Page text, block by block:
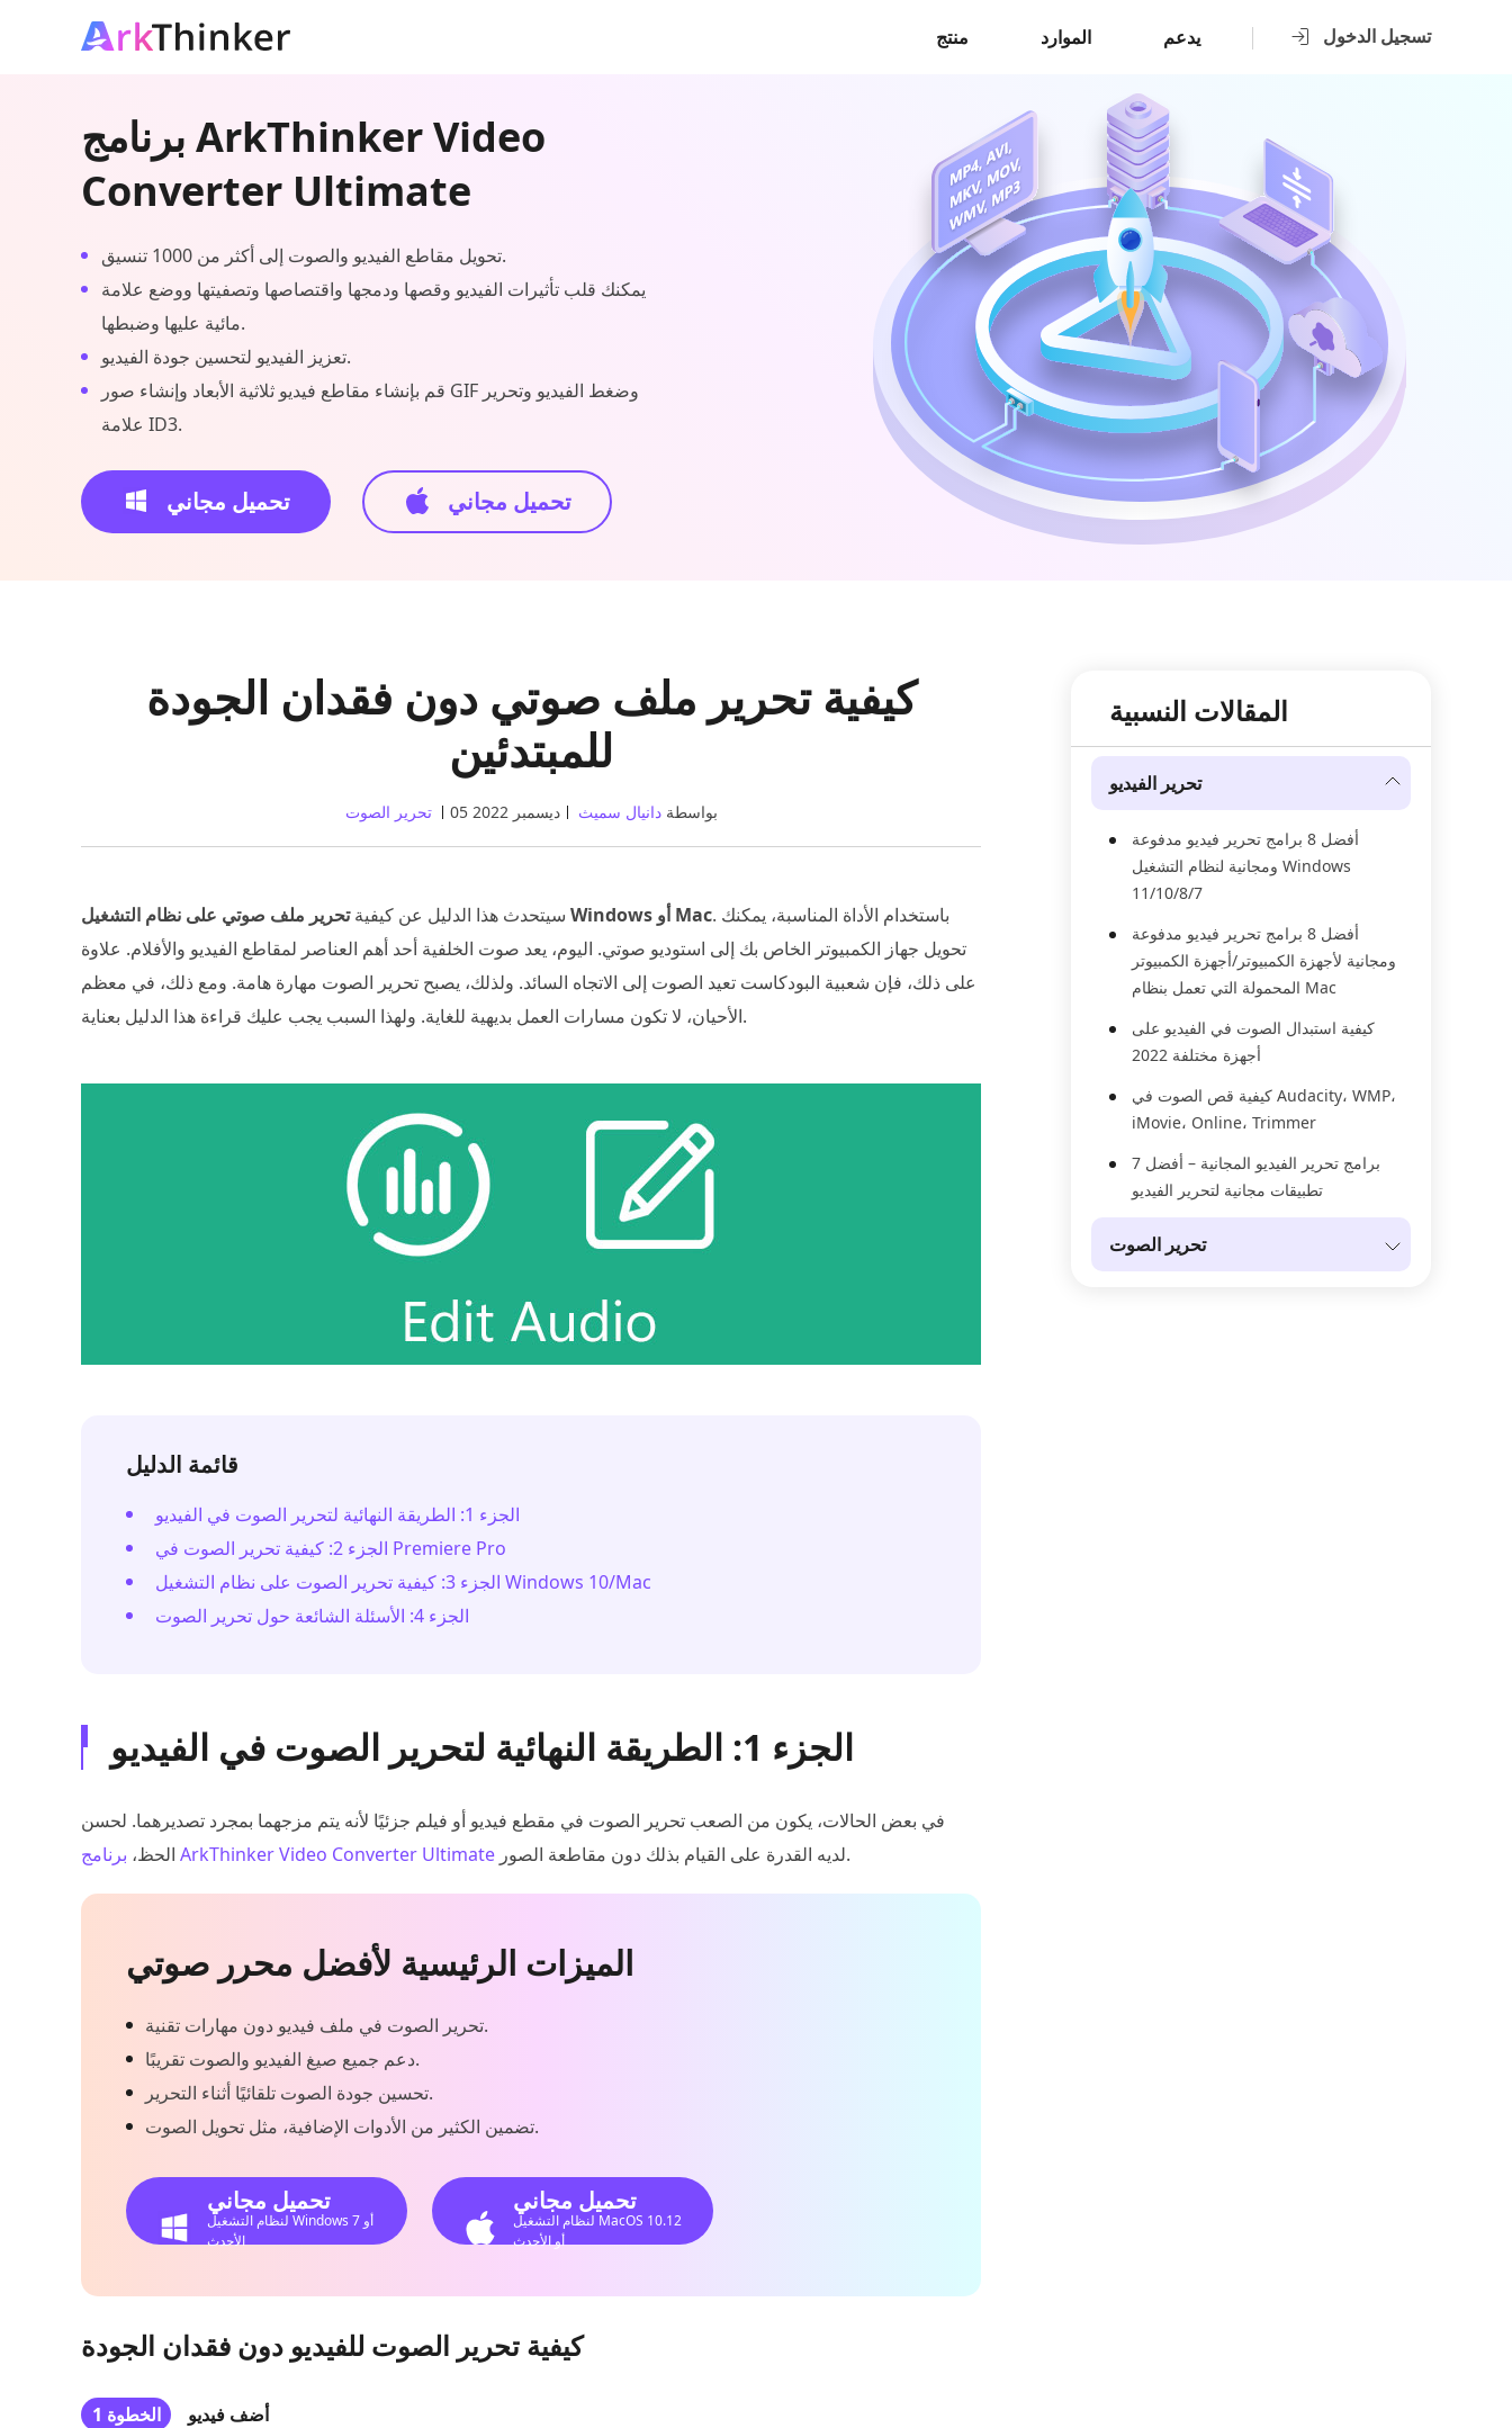
تسجيل الدخول منتج الموارد يدعم
برنامج ArkThinker Video
Converter Ultimate
تحويل مقاطع الفيديو والصوت إلى أكثر من 1000 تنسيق.
يمكنك قلب تأثيرات الفيديو وقصها ودمجها واقتصاصها وتصفيتها ووضع علامة
مائية عليها وضبطها.
تعزيز الفيديو لتحسين جودة الفيديو.
قم بإنشاء مقاطع فيديو ثلاثية الأبعاد وإنشاء صور GIF وضغط الفيديو وتحرير
علامة ID3.
تحميل مجاني تحميل مجاني
كيفية تحرير ملف صوتي دون فقدان الجودة
للمبتدئين
بواسطةدانيال سميث 05 ديسمبر 2022 تحرير الصوت
سيتحدث هذا الدليل عن كيفية تحرير ملف صوتي على نظام التشغيل Windows أو Mac. باستخدام الأداة المناسبة، يمكنك
تحويل جهاز الكمبيوتر الخاص بك إلى استوديو صوتي. اليوم، يعد صوت الخلفية أحد أهم العناصر لمقاطع الفيديو والأفلام. علاوة
على ذلك، فإن شعبية البودكاست تعيد الصوت إلى الاتجاه السائد. ولذلك، يصبح تحرير الصوت مهارة هامة. ومع ذلك، في معظم
الأحيان، لا تكون مسارات العمل بديهية للغاية. ولهذا السبب يجب عليك قراءة هذا الدليل بعناية.
قائمة الدليل
الجزء 1: الطريقة النهائية لتحرير الصوت في الفيديو
الجزء 2: كيفية تحرير الصوت في Premiere Pro
الجزء 3: كيفية تحرير الصوت على نظام التشغيل Windows 10/Mac
الجزء 4: الأسئلة الشائعة حول تحرير الصوت
الجزء 1: الطريقة النهائية لتحرير الصوت في الفيديو
في بعض الحالات، يكون من الصعب تحرير الصوت في مقطع فيديو أو فيلم جزئيًا لأنه يتم مزجهما بمجرد تصديرهما. لحسن
الحظ، برنامج ArkThinker Video Converter Ultimate لديه القدرة على القيام بذلك دون مقاطعة الصور.
الميزات الرئيسية لأفضل محرر صوتي
تحرير الصوت في ملف فيديو دون مهارات تقنية.
دعم جميع صيغ الفيديو والصوت تقريبًا.
تحسين جودة الصوت تلقائيًا أثناء التحرير.
تضمين الكثير من الأدوات الإضافية، مثل تحويل الصوت.
تحميل مجاني
لنظام التشغيل Windows 7 أو
الأحدث
تحميل مجاني
لنظام التشغيل MacOS 10.12
أو الأحدث
كيفية تحرير الصوت للفيديو دون فقدان الجودة
الخطوة 1
أضف فيديو
المقالات النسبية
تحرير الفيديو
أفضل 8 برامج تحرير فيديو مدفوعة
ومجانية لنظام التشغيل Windows
11/10/8/7
أفضل 8 برامج تحرير فيديو مدفوعة
ومجانية لأجهزة الكمبيوتر/أجهزة الكمبيوتر
المحمولة التي تعمل بنظام Mac
كيفية استبدال الصوت في الفيديو على
أجهزة مختلفة 2022
كيفية قص الصوت في Audacity، WMP،
iMovie، Online، Trimmer
برامج تحرير الفيديو المجانية – أفضل 7
تطبيقات مجانية لتحرير الفيديو
تحرير الصوت